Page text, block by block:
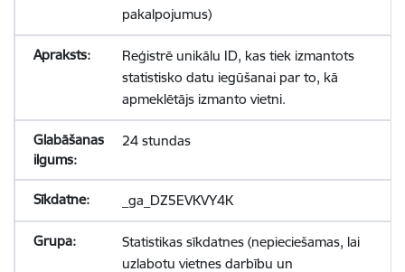
pakalpojumus)
Reģistrē unikālu ID, kas tiek izmantots
statistisko datu iegūšanai par to, kā
apmeklētājs izmanto vietni.
24 stundas
_ga_DZ5EVKVY4K
Statistikas sīkdatnes (nepieciešamas, lai
uzlabotu vietnes darbību un